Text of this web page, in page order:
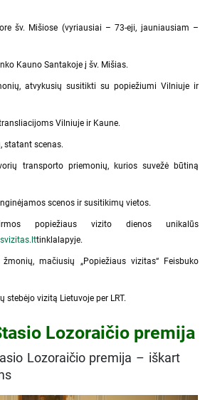
šv. Mišiose (vyriausiai – 73-eji, jauniausiam –
Kauno Santakoje į šv. Mišias.
atvykusių susitikti su popiežiumi Vilniuje ir
Vilniuje ir Kaune.
statant scenas.
transporto priemonių, kurios suvežė būtiną
scenos ir susitikimų vietos.
popiežiaus vizito dienos unikalūs
tinklalapyje.
mačiusių „Popiežiaus vizitas“ Feisbuko
stebėjo vizitą Lietuvoje per LRT.
Lozoraičio premija
Lozoraičio premija – iškart